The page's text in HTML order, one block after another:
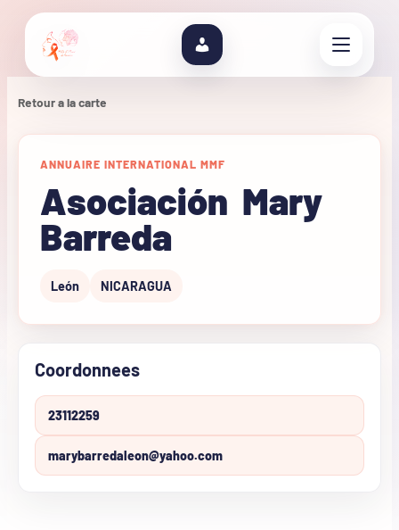
Retour a la carte
ANNUAIRE INTERNATIONAL MMF
Asociación Mary
Barreda
León NICARAGUA
Coordonnees
23112259
marybarredaleon@yahoo.com